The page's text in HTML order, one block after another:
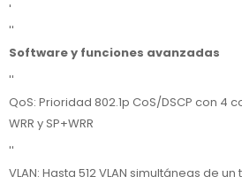
'
''
Software y funciones avanzadas
''
QoS: Prioridad 802.1p CoS/DSCP con 4
WRR y SP+WRR
''
VLAN: Hasta 512 VLAN simultáneas de un